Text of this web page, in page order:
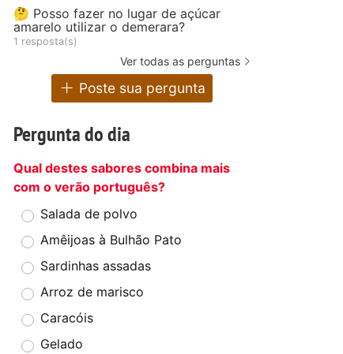
🤔 Posso fazer no lugar de açúcar
amarelo utilizar o demerara?
1 resposta(s)
Ver todas as perguntas
Poste sua pergunta
Pergunta do dia
Qual destes sabores combina mais
com o verão português?
Salada de polvo
Amêijoas à Bulhão Pato
Sardinhas assadas
Arroz de marisco
Caracóis
Gelado